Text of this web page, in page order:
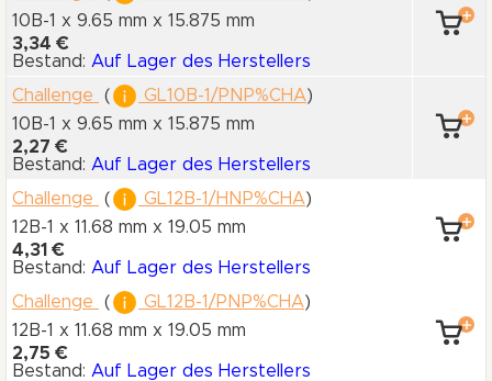
10B-1 x 9.65 mm x 15.875 mm
3,34 €
Bestand: Auf Lager des Herstellers
Challenge
( GL10B-1/PNP%CHA)
10B-1 x 9.65 mm x 15.875 mm
2,27 €
Bestand: Auf Lager des Herstellers
Challenge
( GL12B-1/HNP%CHA)
12B-1 x 11.68 mm x 19.05 mm
4,31 €
Bestand: Auf Lager des Herstellers
Challenge
( GL12B-1/PNP%CHA)
12B-1 x 11.68 mm x 19.05 mm
2,75 €
Bestand: Auf Lager des Herstellers